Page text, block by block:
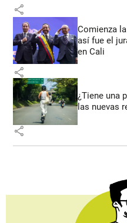
share
Comienza
así fue el
en Cali
share
¿Tiene una
las nuevas
share